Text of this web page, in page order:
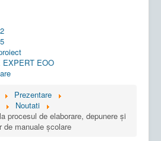
EXPERT EOO
Prezentare
Noutati
procesul de elaborare, depunere și
de manuale școlare